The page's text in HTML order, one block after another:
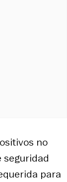
no
seguridad
para